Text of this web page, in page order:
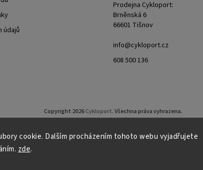
cookie. Dalším procházením tohoto webu vyjadřujete
zde.
údajů
Prodejna Cykloport:
Brněnská 6
66601 Tišnov
info@cykloport.cz
608 500 136
Copyright 2026Cykloport. Všechna práva vyhrazena.
Upravit nastavení cookies
Grafický návrh vytvořil a nakódovalShoptak.cz